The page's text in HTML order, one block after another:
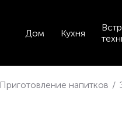
Дом Кухня
Приготовление напитков /